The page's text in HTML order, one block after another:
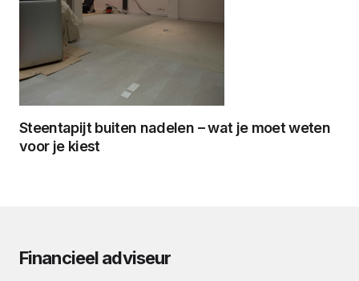
Steentapijt buiten nadelen – wat je moet weten
voor je kiest
Financieel adviseur